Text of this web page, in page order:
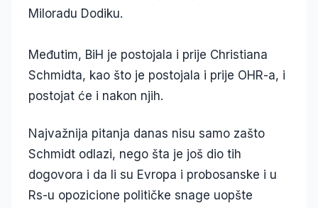
Miloradu Dodiku.
Međutim, BiH je postojala i prije Christiana
Schmidta, kao što je postojala i prije OHR-a, i
postojat će i nakon njih.
Najvažnija pitanja danas nisu samo zašto
Schmidt odlazi, nego šta je još dio tih
dogovora i da li su Evropa i probosanske i u
Rs-u opozicione političke snage uopšte